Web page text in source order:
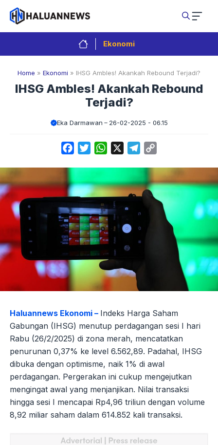
Langsung
isi
Ekonomi
Home » Ekonomi » IHSG Ambles! Akankah Rebound Terjadi?
IHSG Ambles! Akankah Rebound
Terjadi?
Eka Darmawan 26-02-2025 - 06.15
FacebookTwitterWhatsApp Telegram
Haluannews Ekonomi – Indeks Harga Saham
Gabungan (IHSG) menutup perdagangan sesi I hari
Rabu (26/2/2025) di zona merah, mencatatkan
penurunan 0,37% ke level 6.562,89. Padahal, IHSG
dibuka dengan optimisme, naik 1% di awal
perdagangan. Pergerakan ini cukup mengejutkan
mengingat awal yang menjanjikan. Nilai transaksi
hingga sesi I mencapai Rp4,96 triliun dengan volume
8,92 miliar saham dalam 614.852 kali transaksi.